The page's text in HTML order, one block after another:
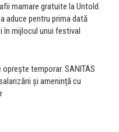
mamare gratuite la Untold.
aduce pentru prima dată
în mijlocul unui festival
temporar. SANITAS
și amenință cu